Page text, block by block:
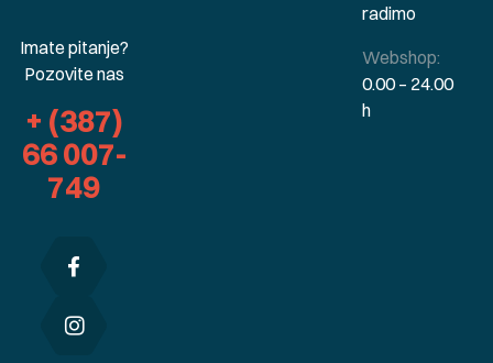
Imate pitanje?
Pozovite nas
+ (387)
66 007-
749
radimo
Webshop:
0.00 – 24.00
h